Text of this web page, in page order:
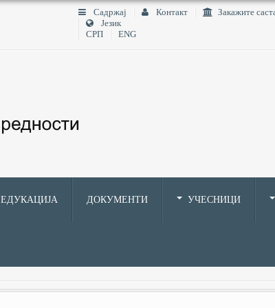
Садржај Контакт Закажите
Језик
СРП
ENG
ЕДУКАЦИЈА ДОКУМЕНТИ УЧЕСНИЦИ